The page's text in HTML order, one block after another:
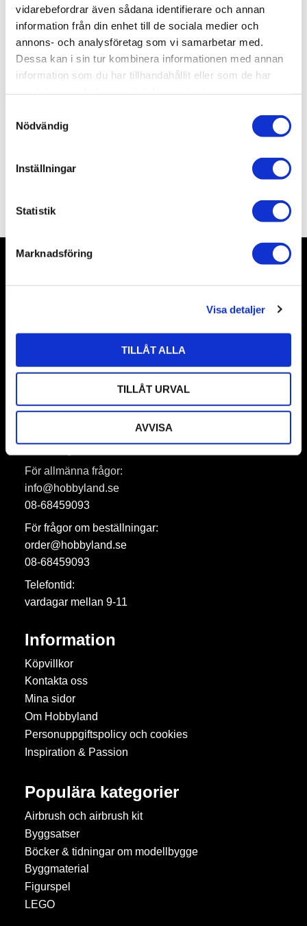
vidarebefordrar även sådana identifierare och annan
information från din enhet till de sociala medier och
annons- och analysföretag som vi samarbetar med.
Dessa kan i sin tur kombinera informationen med annan
information som du har tillhandahållit eller som de har
Nödvändig
Inställningar
Statistik
Marknadsföring
Visa detaljer
TILLÅT ALLA
TILLÅT URVAL
AVVISA
Artikelnr
SC030
Leveranstid
skickas från oss inom 0-1 vardagar
Allmänt
Acrylfärg från Scale 75, innehåller 17 ml.
Burken kommer förseglad och behöver öppnas före
Nyhetsbrev
Prenumerera
Hobbyland AB
För allmänna frågor:
info@hobbyland.se
08-68459093
För frågor om beställningar:
order@hobbyland.se
08-68459093
Telefontid:
vardagar mellan 9-11
Information
Köpvillkor
Kontakta oss
Mina sidor
Om Hobbyland
Personuppgiftspolicy och cookies
Inspiration & Passion
Populära kategorier
Airbrush och airbrush kit
Byggsatser
Böcker & tidningar om modellbygge
Byggmaterial
Figurspel
LEGO